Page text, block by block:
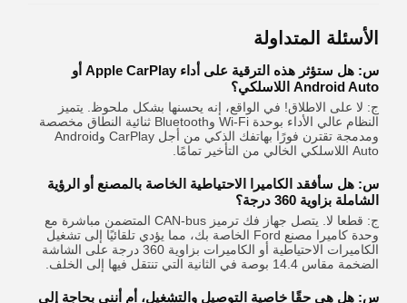
الأسئلة المتداولة
س: هل ستؤثر هذه الترقية على أداء Apple CarPlay أو
Android Auto اللاسلكي؟
ج: لا على الاطلاق! في الواقع، إنه يحسنها بشكل ملحوظ. يتميز
النظام عالي الأداء بوحدة Wi-Fi وBluetooth ثنائية النطاق مخصصة
ومدمجة تقترن فورًا بهاتفك الذكي من أجل CarPlay وAndroid
Auto اللاسلكي الخالي من التأخير تمامًا.
س: هل سأفقد الكاميرا الاحتياطية الخاصة بالمصنع أو الرؤية
الشاملة بزاوية 360 درجة؟
ج: قطعا لا. يتصل جهاز فك ترميز CAN-bus المتضمن مباشرة مع
وحدة كاميرا مصنع Ford الخاصة بك، مما يؤدي تلقائيًا إلى تشغيل
الكاميرات الاحتياطية أو الكاميرات بزاوية 360 درجة على الشاشة
الضخمة مقاس 14.4 بوصة في الثانية التي تنتقل فيها إلى الخلف.
س: هل هي حقًا خاصية التوصيل والتشغيل، أم أنني بحاجة إلى